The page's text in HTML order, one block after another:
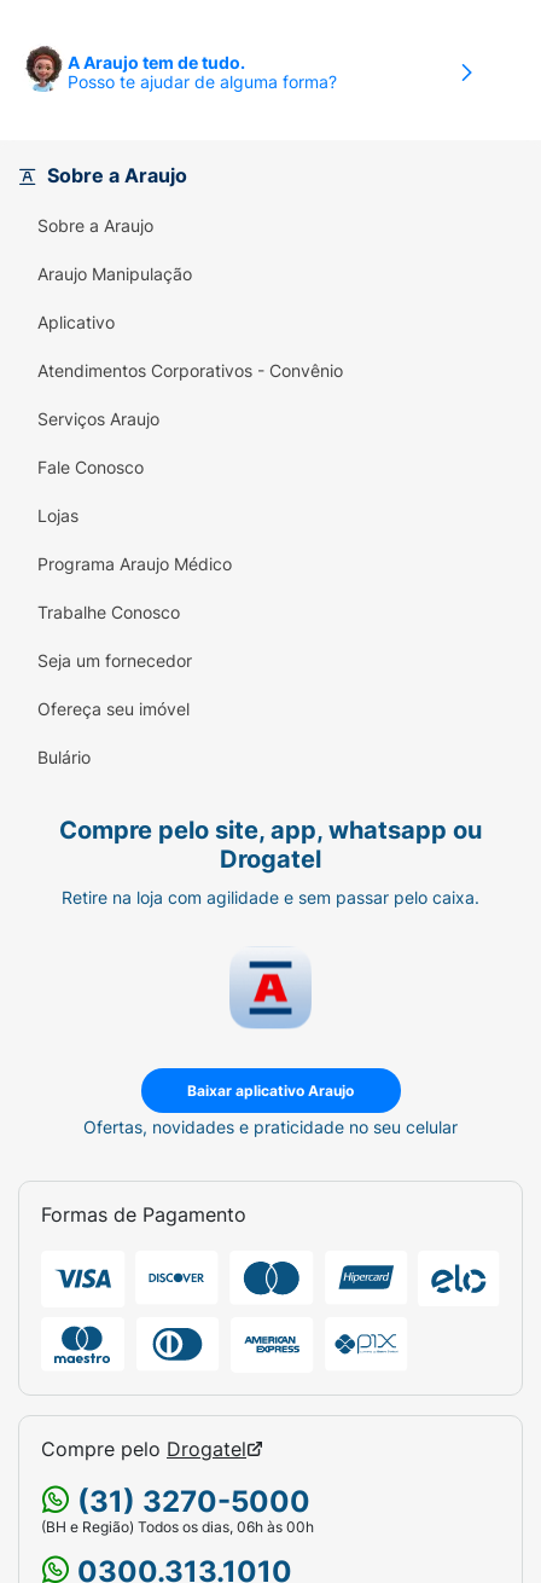
A Araujo tem de tudo.
Posso te ajudar de alguma forma?
Sobre a Araujo
Sobre a Araujo
Araujo Manipulação
Aplicativo
Atendimentos Corporativos - Convênio
Serviços Araujo
Fale Conosco
Lojas
Programa Araujo Médico
Trabalhe Conosco
Seja um fornecedor
Ofereça seu imóvel
Bulário
Compre pelo site, app, whatsapp ou
Drogatel
Retire na loja com agilidade e sem passar pelo caixa.
Baixar aplicativo Araujo
Ofertas, novidades e praticidade no seu celular
Formas de Pagamento
Compre pelo Drogatel
(31) 3270-5000
(BH e Região) Todos os dias, 06h às 00h
0300.313.1010